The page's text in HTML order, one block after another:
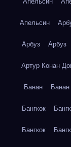
Апельсин
Арбуз Арбуз
Артур Конан
Банан Банан
Бангкок
Бангкок